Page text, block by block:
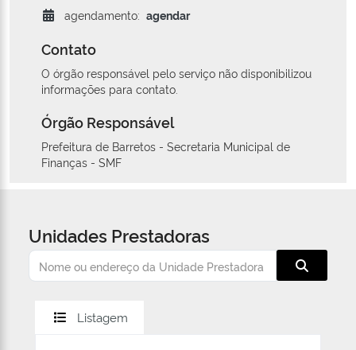
agendamento: agendar
Contato
O órgão responsável pelo serviço não disponibilizou
informações para contato.
Órgão Responsável
Prefeitura de Barretos - Secretaria Municipal de
Finanças - SMF
Unidades Prestadoras
Listagem